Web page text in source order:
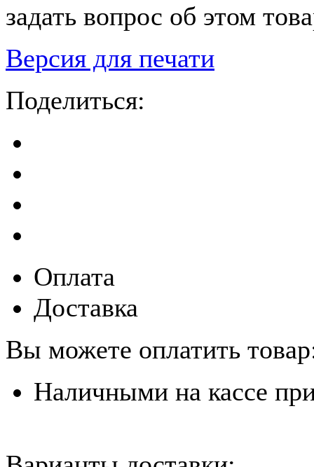
задать вопрос об этом
Версия для печати
Поделиться:
Оплата
Доставка
Вы можете оплатить
Наличными на кассе